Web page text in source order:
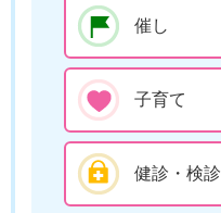
催し
子育て
健診・検診